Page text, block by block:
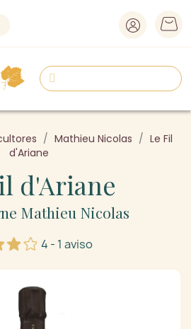
Mathieu Nicolas
Le Fil
d'Ariane
d'Ariane
Mathieu Nicolas
4 - 1 aviso